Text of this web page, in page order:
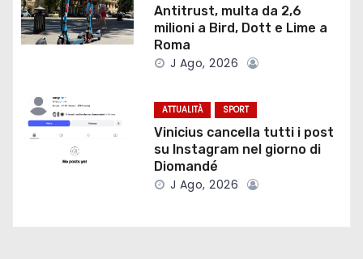
n
e
r
Antitrust, multa da 2,6
milioni a Bird, Dott e Lime a
Roma
J Ago, 2026
ATTUALITÀ SPORT
Vinicius cancella tutti i post
su Instagram nel giorno di
Diomandé
J Ago, 2026